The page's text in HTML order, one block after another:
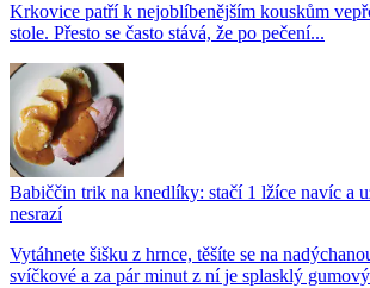
Krkovice patří k nejoblíbenějším kouskům
stole. Přesto se často stává, že po pečení...
Babiččin trik na knedlíky: stačí 1 lžíce navíc a
nesrazí
Vytáhnete šišku z hrnce, těšíte se na
svíčkové a za pár minut z ní je splasklý